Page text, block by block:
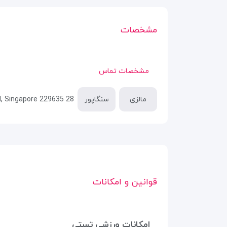
مشخصات
مشخصات تماس
مالزی سنگاپور 28 Cavenagh Rd, Singapore 229635
قوانین و امکانات